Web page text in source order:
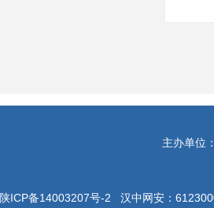
主办单位
陕ICP备14003207号-2 汉中网安：